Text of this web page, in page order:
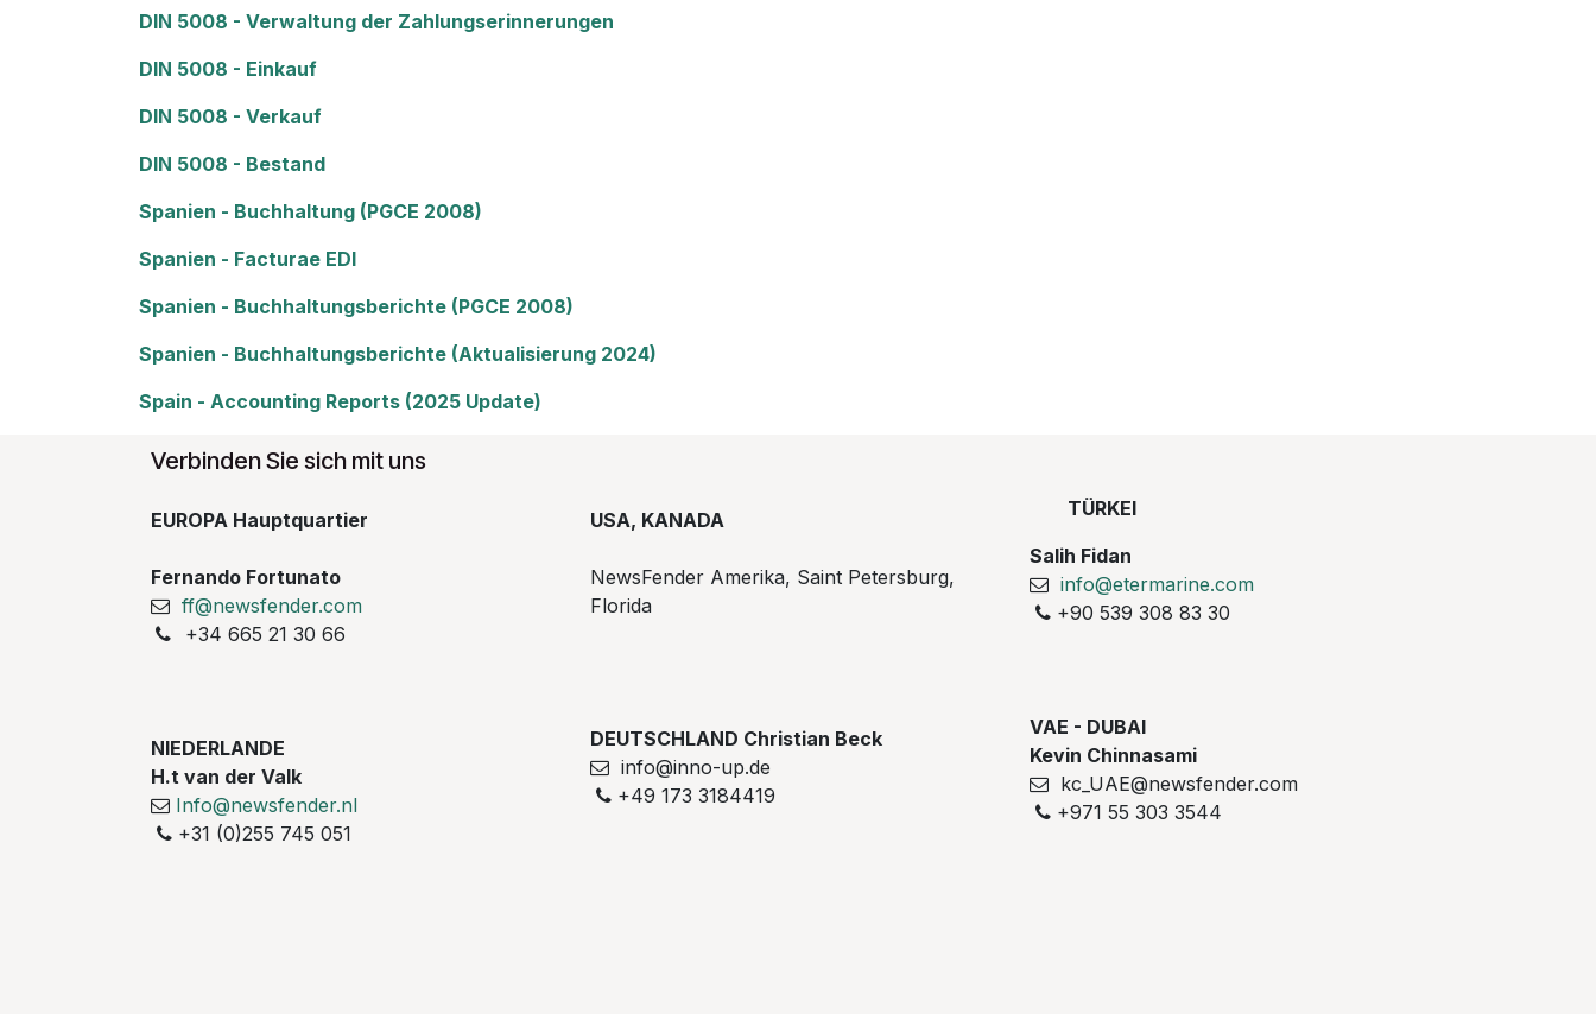
DIN 5008 - Verwaltung der Zahlungserinnerungen
DIN 5008 - Einkauf
DIN 5008 - Verkauf
DIN 5008 - Bestand
Spanien - Buchhaltung (PGCE 2008)
Spanien - Facturae EDI
Spanien - Buchhaltungsberichte (PGCE 2008)
Spanien - Buchhaltungsberichte (Aktualisierung 2024)
Spain - Accounting Reports (2025 Update)
Verbinden Sie sich mit uns
EUROPA Hauptquartier
Fernando Fortunato
ff@newsfender.com
+34 665 21 30 66
NIEDERLANDE
H.t van der Valk
Info@newsfender.nl
+31 (0)255 745 051
TÜRKEI
Salih Fidan
info@etermarine.com
+90 539 308 83 30
VAE - DUBAI
Kevin Chinnasami
kc_UAE@newsfender.com
+971 55 303 3544
USA, KANADA
NewsFender Amerika, Saint Petersburg,
Florida
DEUTSCHLAND Christian Beck
info@inno-up.de
+49 173 3184419